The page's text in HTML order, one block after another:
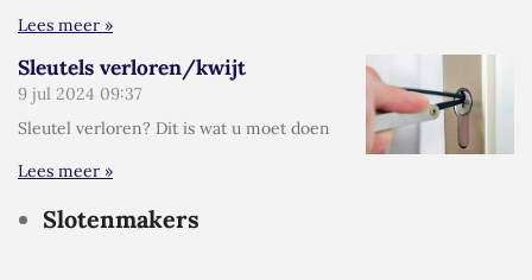
Lees meer »
Sleutels verloren/kwijt
9 jul 2024 09:37
Sleutel verloren? Dit is wat u moet doen
Lees meer »
Slotenmakers